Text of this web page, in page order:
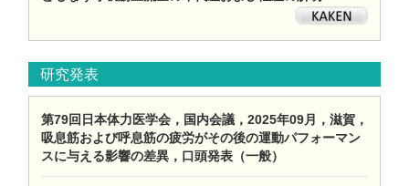
研究発表
第79回日本体力医学会，国内会議，2025年09月，滋賀，
吸息筋および呼息筋の疲労がその後の運動パフォーマン
スに与える影響の差異，口頭発表（一般）